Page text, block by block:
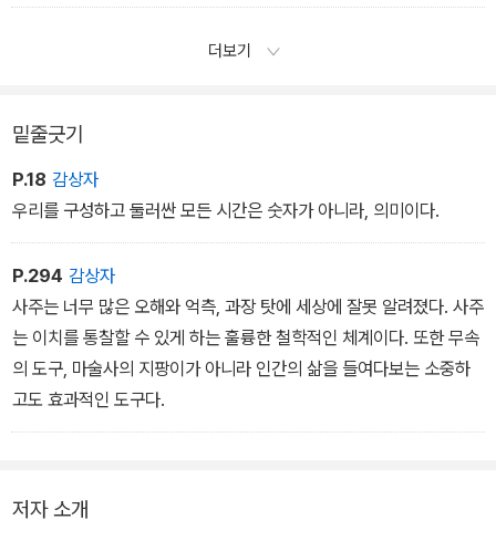
수 있는 힘이 갑목의 힘이다.
더보기
밑줄긋기
P.18 감상자
우리를 구성하고 둘러싼 모든 시간은 숫자가 아니라, 의미이다.
P.294 감상자
사주는 너무 많은 오해와 억측, 과장 탓에 세상에 잘못 알려졌다. 사주
는 이치를 통찰할 수 있게 하는 훌륭한 철학적인 체계이다. 또한 무속
의 도구, 마술사의 지팡이가 아니라 인간의 삶을 들여다보는 소중하
고도 효과적인 도구다.
저자 소개